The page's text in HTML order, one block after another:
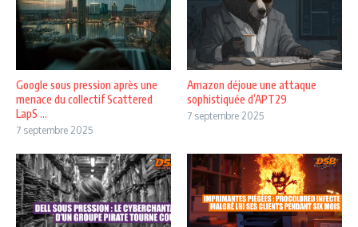
Google sous pression après une
menace du collectif Scattered
LapS ...
7 septembre 2025
Amazon déjoue une attaque
sophistiquée d’APT29
7 septembre 2025